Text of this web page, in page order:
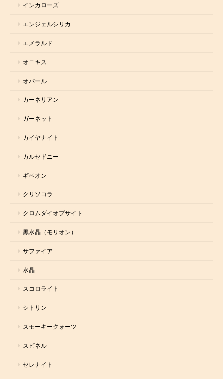
インカローズ
エンジェルシリカ
エメラルド
オニキス
オパール
カーネリアン
ガーネット
カイヤナイト
カルセドニー
ギベオン
クリソコラ
クロムダイオプサイト
黒水晶（モリオン）
サファイア
水晶
スコロライト
シトリン
スモーキークォーツ
スピネル
セレナイト